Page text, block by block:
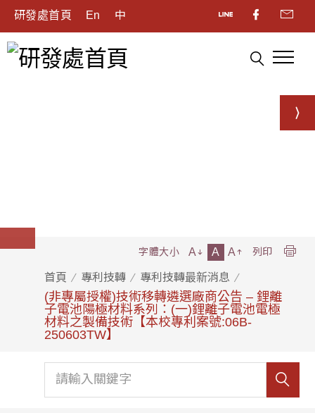
研發處首頁 En 中
首頁 專利技轉 專利技轉最新消息
(非專屬授權)技術移轉遴選廠商公告 – 鋰離
子電池陽極材料系列：(一)鋰離子電池電極
材料之製備技術【本校專利案號:06B-
250603TW】
字體大小 A A A 列印